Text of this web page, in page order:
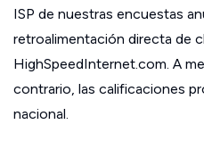
ISP de nuestras encuestas
retroalimentación directa de
HighSpeedInternet.com. A
contrario, las calificaciones
nacional.